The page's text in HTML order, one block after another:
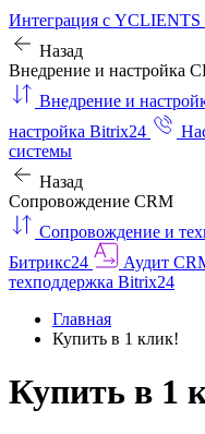
Интеграция с YCLIENTS
Назад
Внедрение и настройка
Внедрение и
настройка Bitrix24
системы
Назад
Сопровождение CRM
Сопровождение и
Битрикс24
Аудит
техподдержка Bitrix24
Главная
Купить в 1 клик!
Купить в 1